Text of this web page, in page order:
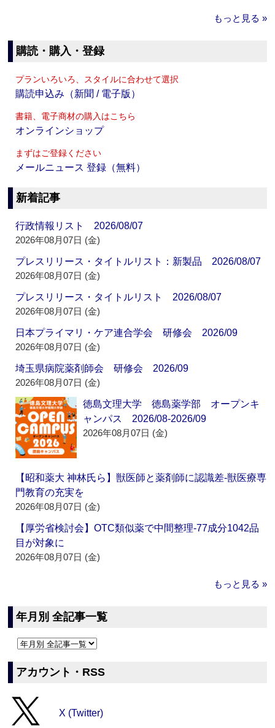
もっと見る »
購読・購入・登録
プランいろいろ、スタイルに合わせて選択
購読申込み（新聞 / 電子版）
書籍、電子商材の購入はこちら
オンラインショップ
まずはご登録ください
メールニュース 登録（無料）
新着記事
行政情報リスト 2026/08/07
2026年08月07日 (金)
プレスリリース・タイトルリスト：新製品 2026/08/07
2026年08月07日 (金)
プレスリリース・タイトルリスト 2026/08/07
2026年08月07日 (金)
日本プライマリ・ケア連合学会 研修会 2026/09
2026年08月07日 (金)
埼玉県病院薬剤師会 研修会 2026/09
2026年08月07日 (金)
徳島文理大学 徳島薬学部 オープンキ
ャンパス 2026/08-2026/09
2026年08月07日 (金)
【昭和薬大 神林氏ら】獣医師と薬剤師に認識差‐獣医療専
門教育の充実を
2026年08月07日 (金)
【厚労省検討会】OTC類似薬で中間整理‐77成分1042品
目が対象に
2026年08月07日 (金)
もっと見る »
年月別 全記事一覧
アカウント・RSS
X (Twitter)